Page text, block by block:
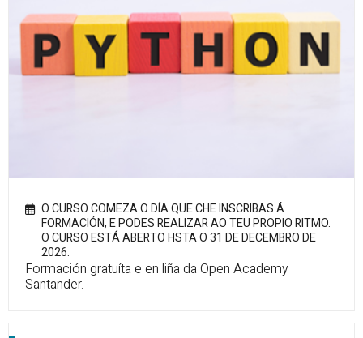
O CURSO COMEZA O DÍA QUE CHE INSCRIBAS Á
FORMACIÓN, E PODES REALIZAR AO TEU PROPIO RITMO.
O CURSO ESTÁ ABERTO HSTA O 31 DE DECEMBRO DE
2026.
Formación gratuíta e en liña da Open Academy
Santander.